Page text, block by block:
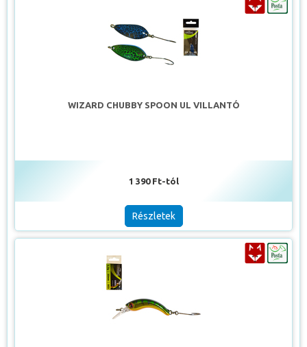
WIZARD CHUBBY SPOON UL VILLANTÓ
1 390 Ft-tól
Részletek